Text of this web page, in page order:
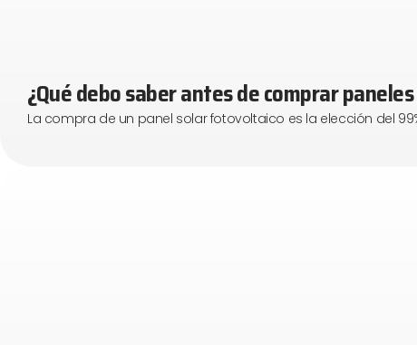
¿Qué debo saber antes de comprar
La compra de un panel solar fotovoltaico es la elección del